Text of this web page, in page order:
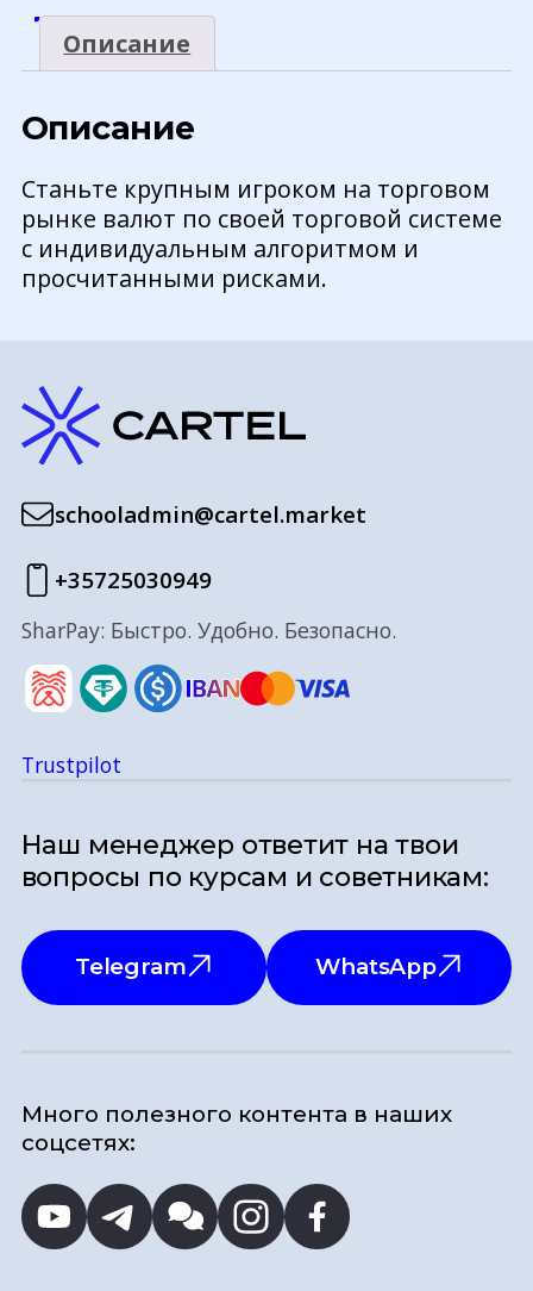
криптовалютах.
(Индивидуальное
обучение)
Описание
Описание
Станьте крупным игроком на торговом
рынке валют по своей торговой системе
с индивидуальным алгоритмом и
просчитанными рисками.
schooladmin@cartel.market
+35725030949
SharPay: Быстро. Удобно. Безопасно.
Trustpilot
Наш менеджер ответит на твои
вопросы по курсам и советникам:
Telegram WhatsApp
Много полезного контента в наших
соцсетях: